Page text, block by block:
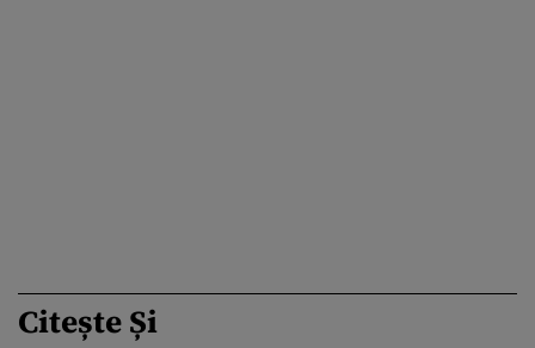
Citește Și